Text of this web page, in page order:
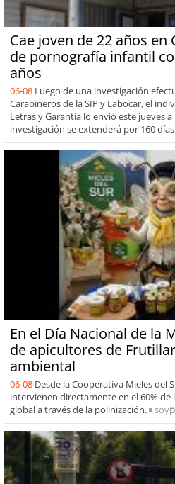
Cae joven de 22 años
de pornografía infantil
años
06-08 Luego de una investigación
Carabineros de la SIP y Labocar, el
Letras y Garantía lo envió este jueves
investigación se extenderá por 160
En el Día Nacional de la
de apicultores de
ambiental
06-08 Desde la Cooperativa Mieles del
intervienen directamente en el 60%
global a través de la polinización.
soy